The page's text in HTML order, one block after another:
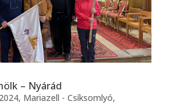
– Nyárád
2024, Mariazell - Csíksomlyó,